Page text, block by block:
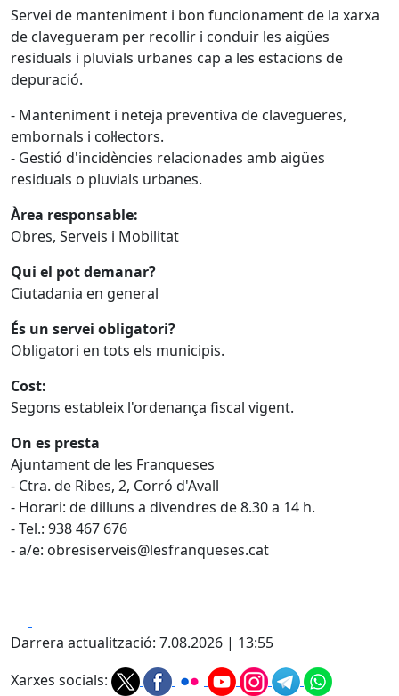
Servei de manteniment i bon funcionament de la xarxa
de clavegueram per recollir i conduir les aigües
residuals i pluvials urbanes cap a les estacions de
depuració.
- Manteniment i neteja preventiva de clavegueres,
embornals i col·lectors.
- Gestió d'incidències relacionades amb aigües
residuals o pluvials urbanes.
Àrea responsable:
Obres, Serveis i Mobilitat
Qui el pot demanar?
Ciutadania en general
És un servei obligatori?
Obligatori en tots els municipis.
Cost:
Segons estableix l'ordenança fiscal vigent.
On es presta
Ajuntament de les Franqueses
- Ctra. de Ribes, 2, Corró d'Avall
- Horari: de dilluns a divendres de 8.30 a 14 h.
- Tel.: 938 467 676
- a/e: obresiserveis@lesfranqueses.cat
Darrera actualització: 7.08.2026 | 13:55
Xarxes socials: